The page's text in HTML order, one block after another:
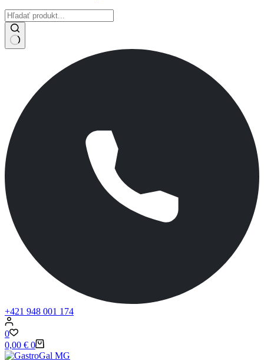
+421 948 001 174
0
Shopping
cart
0,00 € 0